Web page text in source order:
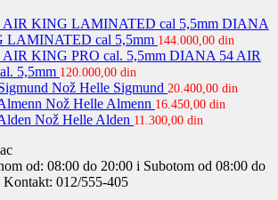
DIANA
LAMINATED cal 5,5mm 144.000,00 din
DIANA 54 AIR
5,5mm 120.000,00 din
Nož Helle Sigmund 20.400,00 din
Nož Helle Almenn 16.450,00 din
Nož Helle Alden 11.300,00 din
od: 08:00 do 20:00 i Subotom od 08:00 do
Kontakt: 012/555-405